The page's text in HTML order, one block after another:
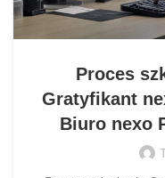
Proces
Gratyfikant
Biuro nexo